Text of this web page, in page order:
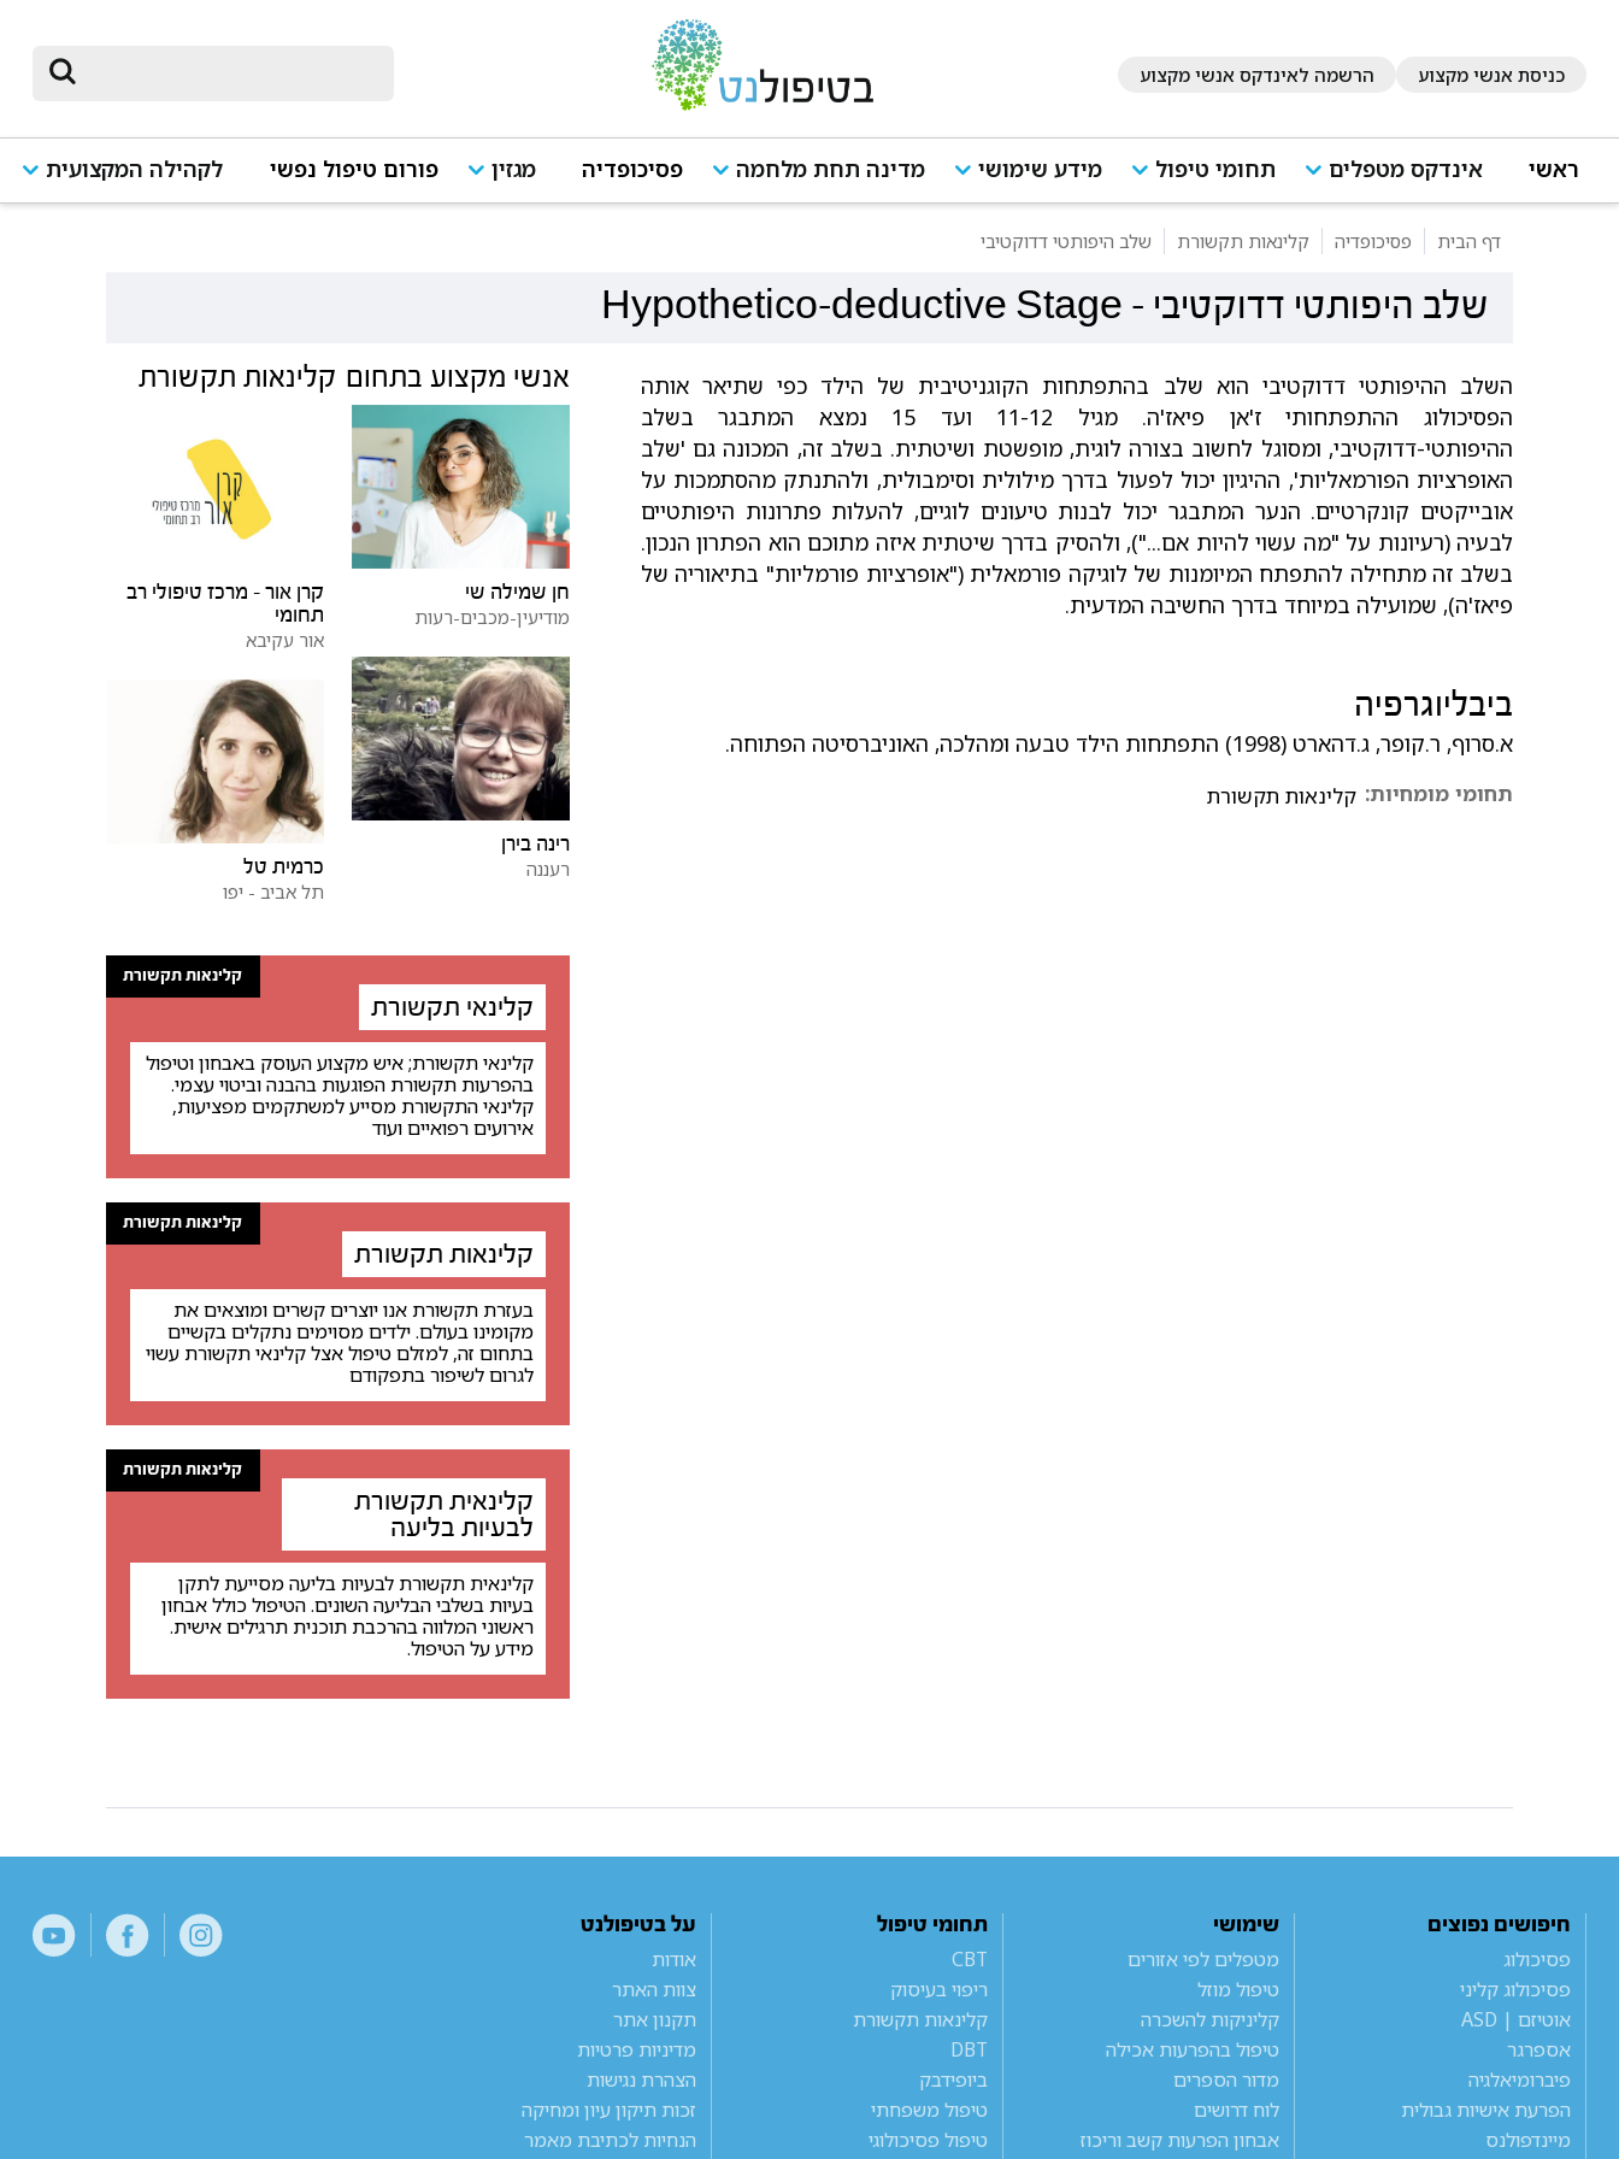
כניסת אנשי מקצוע הרשמה לאינדקס אנשי מקצוע
ראשי אינדקס מטפלים תחומי טיפול מידע שימושי מדינה תחת מלחמה פסיכופדיה מגזין פורום טיפול נפשי לקהילה המקצועית
דף הבית פסיכופדיה קלינאות תקשורת שלב היפותטי דדוקטיבי
Hypothetico-deductive Stage - שלב היפותטי דדוקטיבי
השלב ההיפותטי דדוקטיבי הוא שלב בהתפתחות הקוגניטיבית של הילד כפי שתיאר אותה
הפסיכולוג ההתפתחותי ז'אן פיאז'ה. מגיל 11-12 ועד 15 נמצא המתבגר בשלב
ההיפותטי-דדוקטיבי, ומסוגל לחשוב בצורה לוגית, מופשטת ושיטתית. בשלב זה, המכונה גם 'שלב
האופרציות הפורמאליות', ההיגיון יכול לפעול בדרך מילולית וסימבולית, ולהתנתק מהסתמכות על
אובייקטים קונקרטיים. הנער המתבגר יכול לבנות טיעונים לוגיים, להעלות פתרונות היפותטיים
לבעיה (רעיונות על "מה עשוי להיות אם..."), ולהסיק בדרך שיטתית איזה מתוכם הוא הפתרון הנכון.
בשלב זה מתחילה להתפתח המיומנות של לוגיקה פורמאלית ("אופרציות פורמליות" בתיאוריה של
פיאז'ה), שמועילה במיוחד בדרך החשיבה המדעית.
ביבליוגרפיה
א.סרוף, ר.קופר, ג.דהארט (1998) התפתחות הילד טבעה ומהלכה, האוניברסיטה הפתוחה.
תחומי מומחיות: קלינאות תקשורת
אנשי מקצוע בתחום קלינאות תקשורת
חן שמילה שי
מודיעין-מכבים-רעות
קרן אור - מרכז טיפולי רב
תחומי
אור עקיבא
רינה בירן
רעננה
כרמית טל
תל אביב - יפו
קלינאות תקשורת
קלינאי תקשורת
קלינאי תקשורת; איש מקצוע העוסק באבחון וטיפול
בהפרעות תקשורת הפוגעות בהבנה וביטוי עצמי.
קלינאי התקשורת מסייע למשתקמים מפציעות,
אירועים רפואיים ועוד
קלינאות תקשורת
קלינאות תקשורת
בעזרת תקשורת אנו יוצרים קשרים ומוצאים את
מקומינו בעולם. ילדים מסוימים נתקלים בקשיים
בתחום זה, למזלם טיפול אצל קלינאי תקשורת עשוי
לגרום לשיפור בתפקודם
קלינאות תקשורת
קלינאית תקשורת
לבעיות בליעה
קלינאית תקשורת לבעיות בליעה מסייעת לתקן
בעיות בשלבי הבליעה השונים. הטיפול כולל אבחון
ראשוני המלווה בהרכבת תוכנית תרגילים אישית.
מידע על הטיפול.
חיפושים נפוצים
פסיכולוג
פסיכולוג קליני
אוטיזם | ASD
אספרגר
פיברומיאלגיה
הפרעת אישיות גבולית
מיינדפולנס
שימושי
מטפלים לפי אזורים
טיפול מוזל
קליניקות להשכרה
טיפול בהפרעות אכילה
מדור הספרים
לוח דרושים
אבחון הפרעות קשב וריכוז
תחומי טיפול
CBT
ריפוי בעיסוק
קלינאות תקשורת
DBT
ביופידבק
טיפול משפחתי
טיפול פסיכולוגי
על בטיפולנט
אודות
צוות האתר
תקנון אתר
מדיניות פרטיות
הצהרת נגישות
זכות תיקון עיון ומחיקה
הנחיות לכתיבת מאמר